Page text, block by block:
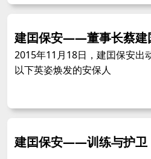
建囯保安——董事长蔡建
2015年11月18日，建囯保安出
以下英姿焕发的安保人
建囯保安——训练与护卫